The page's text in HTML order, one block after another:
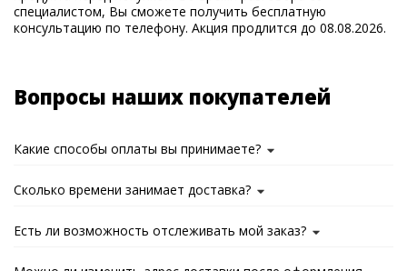
специалистом, Вы сможете получить бесплатную
консультацию по телефону. Акция продлится до 08.08.2026.
Вопросы наших покупателей
Какие способы оплаты вы принимаете?
Сколько времени занимает доставка?
Есть ли возможность отслеживать мой заказ?